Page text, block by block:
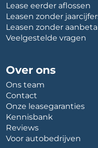
Lease eerder aflossen
Leasen zonder
Leasen zonder
Veelgestelde vragen
Over ons
Ons team
Contact
Onze leasegaranties
Kennisbank
Reviews
Voor autobedrijven